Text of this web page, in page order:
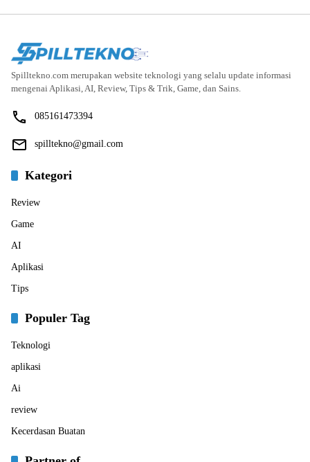
Spilltekno.com merupakan website teknologi yang selalu update informasi
mengenai Aplikasi, AI, Review, Tips & Trik, Game, dan Sains.
085161473394
spilltekno@gmail.com
Kategori
Review
Game
AI
Aplikasi
Tips
Populer Tag
Teknologi
aplikasi
Ai
review
Kecerdasan Buatan